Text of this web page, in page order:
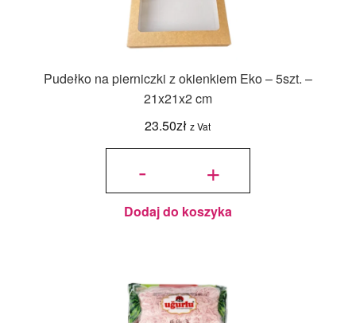
Pudełko na pierniczki z okienkiem Eko – 5szt. –
21x21x2 cm
23.50zł z Vat
-
ilość
pierniczki
Eko -
5szt. -
cm
+
Dodaj do koszyka